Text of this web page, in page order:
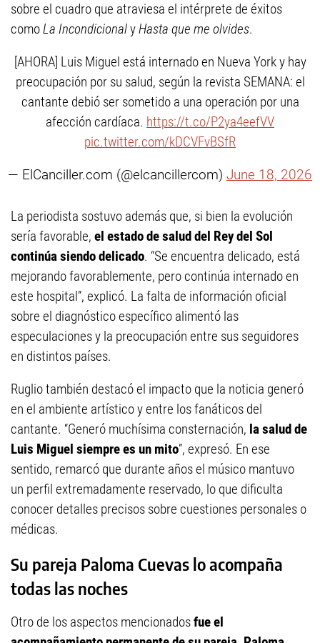
sobre el cuadro que atraviesa el intérprete de éxitos
comoLa IncondicionalyHasta que me olvides.
[AHORA] Luis Miguel está internado en Nueva York y hay
preocupación por su salud, según la revista SEMANA: el
cantante debió ser sometido a una operación por una
afección cardíaca. https://t.co/P2ya4eefVV
pic.twitter.com/kDCVFvBSfR
— ElCanciller.com (@elcancillercom) June 18, 2026
La periodista sostuvo además que, si bien la evolución
sería favorable, el estado de salud del Rey del Sol
continúa siendo delicado. “Se encuentra delicado, está
mejorando favorablemente, pero continúa internado en
este hospital”, explicó. La falta de información oficial
sobre el diagnóstico específico alimentó las
especulaciones y la preocupación entre sus seguidores
en distintos países.
Ruglio también destacó el impacto que la noticia generó
en el ambiente artístico y entre los fanáticos del
cantante. “Generó muchísima consternación, la salud de
Luis Miguel siempre es un mito”, expresó. En ese
sentido, remarcó que durante años el músico mantuvo
un perfil extremadamente reservado, lo que dificulta
conocer detalles precisos sobre cuestiones personales o
médicas.
Su pareja Paloma Cuevas lo acompaña
todas las noches
Otro de los aspectos mencionadosfue el